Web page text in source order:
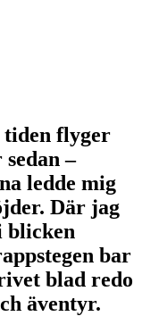
tiden flyger
–
ledde mig
Där jag
blicken
bar
blad redo
äventyr.